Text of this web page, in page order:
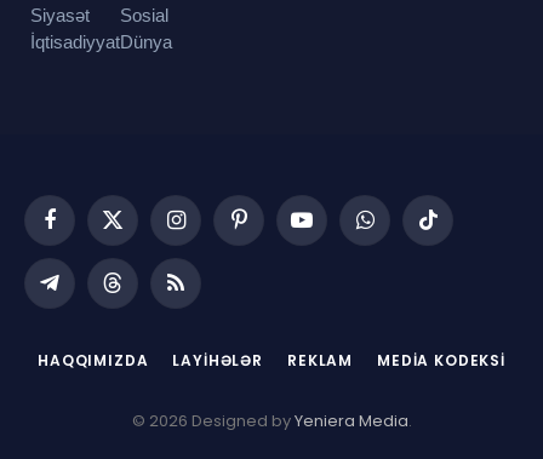
Siyasət
İqtisadiyyat
Sosial
Dünya
Facebook
X
(Twitter)
InstagramPinterestYouTubeWhatsAppTikTok
TelegramThreadsRSS
HAQQIMIZDA LAYIHƏLƏR REKLAM MEDIA KODEKSI
© 2026 Designed byYeniera Media.